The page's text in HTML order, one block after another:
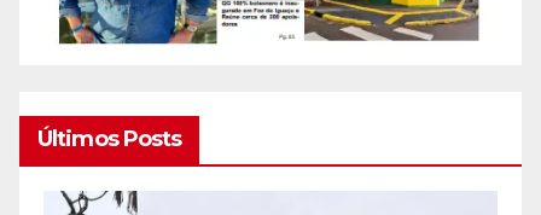
Últimos Posts